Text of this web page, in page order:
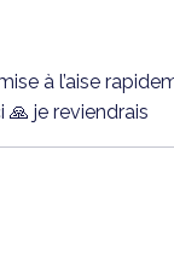
à l’aise
je reviendrais